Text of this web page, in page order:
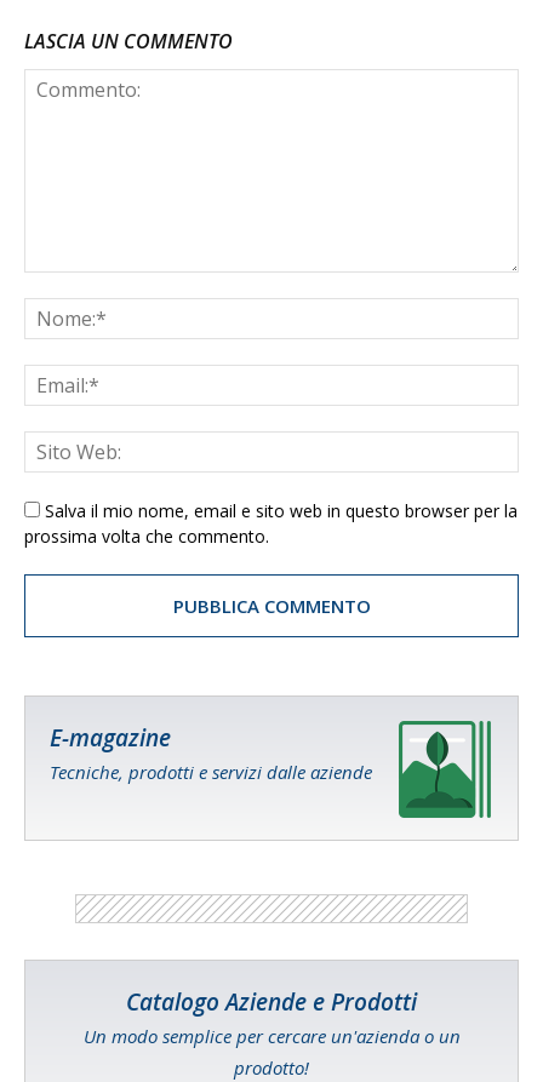
LASCIA UN COMMENTO
Salva il mio nome, email e sito web in questo browser per la
prossima volta che commento.
E-magazine
Tecniche, prodotti e servizi dalle aziende
Catalogo Aziende e Prodotti
Un modo semplice per cercare un'azienda o un
prodotto!